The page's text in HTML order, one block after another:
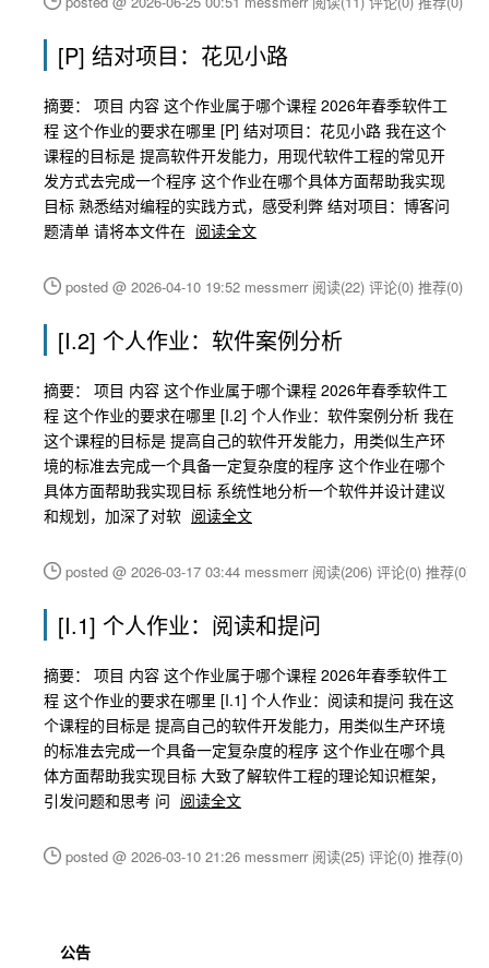
[P] 结对项目：花见小路
摘要： 项目 内容 这个作业属于哪个课程 2026年春季软件工
程 这个作业的要求在哪里 [P] 结对项目：花见小路 我在这个
课程的目标是 提高软件开发能力，用现代软件工程的常见开
发方式去完成一个程序 这个作业在哪个具体方面帮助我实现
目标 熟悉结对编程的实践方式，感受利弊 结对项目：博客问
题清单 请将本文件在 阅读全文
posted @ 2026-04-10 19:52 messmerr 阅读(22) 评论(0) 推荐(0)
[I.2] 个人作业：软件案例分析
摘要： 项目 内容 这个作业属于哪个课程 2026年春季软件工
程 这个作业的要求在哪里 [I.2] 个人作业：软件案例分析 我在
这个课程的目标是 提高自己的软件开发能力，用类似生产环
境的标准去完成一个具备一定复杂度的程序 这个作业在哪个
具体方面帮助我实现目标 系统性地分析一个软件并设计建议
和规划，加深了对软 阅读全文
posted @ 2026-03-17 03:44 messmerr 阅读(206) 评论(0) 推荐(0)
[I.1] 个人作业：阅读和提问
摘要： 项目 内容 这个作业属于哪个课程 2026年春季软件工
程 这个作业的要求在哪里 [I.1] 个人作业：阅读和提问 我在这
个课程的目标是 提高自己的软件开发能力，用类似生产环境
的标准去完成一个具备一定复杂度的程序 这个作业在哪个具
体方面帮助我实现目标 大致了解软件工程的理论知识框架，
引发问题和思考 问 阅读全文
posted @ 2026-03-10 21:26 messmerr 阅读(25) 评论(0) 推荐(0)
公告